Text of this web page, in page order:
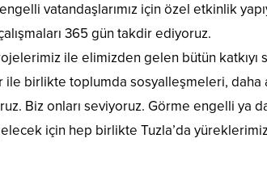
vatandaşlarımız için özel etkinlik
365 gün takdir ediyoruz.
ile elimizden gelen bütün katkıyı
ile birlikte toplumda sosyalleşmeleri, daha
Biz onları seviyoruz. Görme engelli ya
için hep birlikte Tuzla’da